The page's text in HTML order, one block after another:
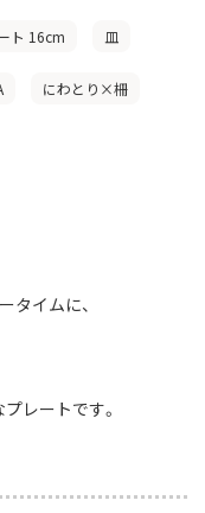
ート 16cm 皿
にわとり×柵
タイムに、
レートです。